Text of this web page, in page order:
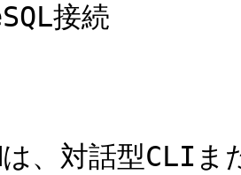
接続
は、対話型CLI